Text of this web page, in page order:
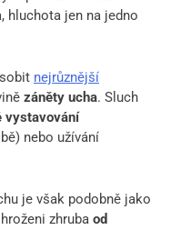
hluchota jen na jedno
nejrůznější
záněty ucha. Sluch
vystavování
nebo užívání
je však podobně jako
zhruba od